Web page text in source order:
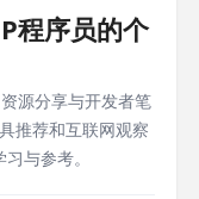
程序员的个
源分享与开发者笔
推荐和互联网观察
与参考。